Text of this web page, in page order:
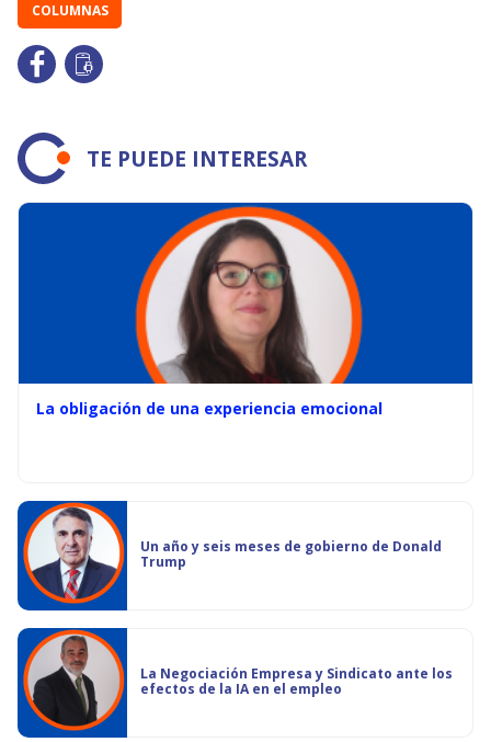
COLUMNAS
TE PUEDE INTERESAR
La obligación de una experiencia emocional
Un año y seis meses de gobierno de Donald
Trump
La Negociación Empresa y Sindicato ante los
efectos de la IA en el empleo